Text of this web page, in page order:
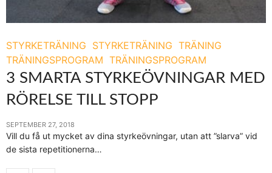
STYRKETRÄNING STYRKETRÄNING TRÄNING
TRÄNINGSPROGRAM TRÄNINGSPROGRAM
3 SMARTA STYRKEÖVNINGAR MED
RÖRELSE TILL STOPP
SEPTEMBER 27, 2018
Vill du få ut mycket av dina styrkeövningar, utan att ”slarva” vid
de sista repetitionerna…